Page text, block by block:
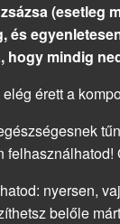
(esetleg
hogy mindig
érett a
felhasználhatod!
nyersen,
belőle